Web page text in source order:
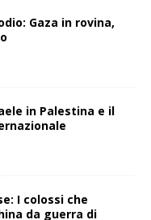
Gaza in rovina,
in Palestina e il
I colossi che
da guerra di